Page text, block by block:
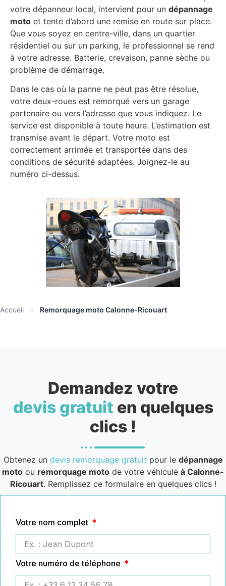
votre dépanneur local, intervient pour un dépannage
moto et tente d’abord une remise en route sur place.
Que vous soyez en centre-ville, dans un quartier
résidentiel ou sur un parking, le professionnel se rend
à votre adresse. Batterie, crevaison, panne sèche ou
problème de démarrage.
Dans le cas où la panne ne peut pas être résolue,
votre deux-roues est remorqué vers un garage
partenaire ou vers l’adresse que vous indiquez. Le
service est disponible à toute heure. L’estimation est
transmise avant le départ. Votre moto est
correctement arrimée et transportée dans des
conditions de sécurité adaptées. Joignez-le au
numéro ci-dessus.
Accueil » Remorquage moto Calonne-Ricouart
Demandez votre
devis gratuit en quelques
clics !
Obtenez un devis remorquage gratuit pour le dépannage
moto ou remorquage moto de votre véhicule à Calonne-
Ricouart. Remplissez ce formulaire en quelques clics !
Votre nom complet
Votre numéro de téléphone